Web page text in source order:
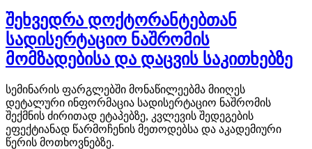
შეხვედრა დოქტორანტებთან
სადისერტაციო ნაშრომის
მომზადებისა და დაცვის საკითხებზე
სემინარის ფარგლებში მონაწილეებმა მიიღეს
დეტალური ინფორმაცია სადისერტაციო ნაშრომის
შექმნის ძირითად ეტაპებზე, კვლევის შედეგების
ეფექტიანად წარმოჩენის მეთოდებსა და აკადემიური
წერის მოთხოვნებზე.